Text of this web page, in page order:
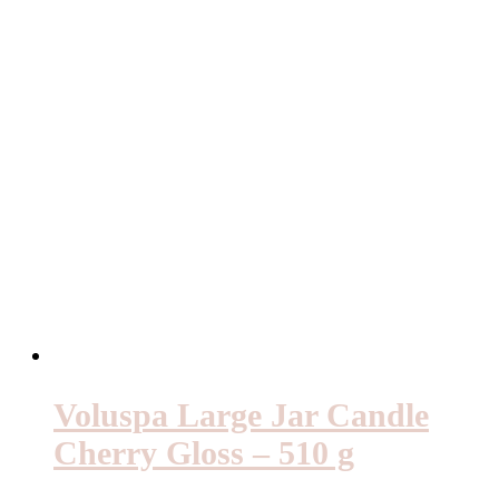
Voluspa Large Jar Candle
Cherry Gloss – 510 g